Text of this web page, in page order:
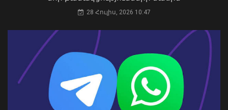
Արտակարգ դեպք Երևանում․ կոտրել
են «Հույս բոլոր մարդկանց»
հիմնադրամի շենքի մի քանի
պատուհաններն ու դռները
08 Օգոստոս, 2026 21:46
պաշտոնում Ռուբեն Ռուբինյանի
03 Օգոստոս, 2026 13:13
28 Հուլիս, 2026 10:47